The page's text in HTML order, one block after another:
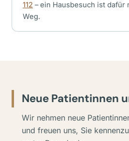
112 – ein Hausbesuch ist dafür
Weg.
Neue Patientinnen
Wir nehmen neue
und freuen uns, Sie